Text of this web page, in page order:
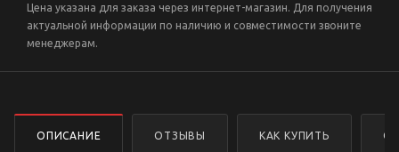
Цена указана для заказа через интернет-магазин. Для получения
актуальной информации по наличию и совместимости звоните
менеджерам.
ОПИСАНИЕ ОТЗЫВЫ КАК КУПИТЬ